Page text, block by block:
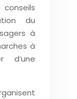
du
à
à
d’une